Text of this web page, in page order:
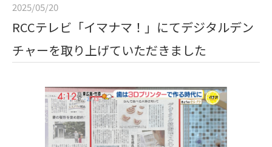
2025/05/20
RCCテレビ「イマナマ！」にてデジタルデン
チャーを取り上げていただきました